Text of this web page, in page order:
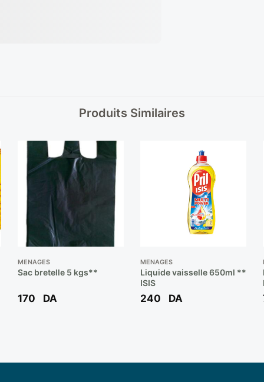
Produits Similaires
MENAGES
Sac bretelle 5 kgs**
170 DA
MENAGES
Liquide vaisselle 650ml **
ISIS
240 DA